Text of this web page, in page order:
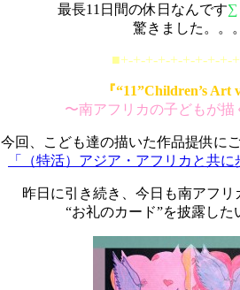
最長11日間の休日なんです∑
驚きました。。。
■+-+-+-+-+-+-+-+-+-
『“11”Children’s Art
〜南アフリカの子どもが描
今回、こども達の描いた作品提供に
「（特活）アジア・アフリカと共に
昨日に引き続き、今日も南アフ
“お礼のカード”を披露した